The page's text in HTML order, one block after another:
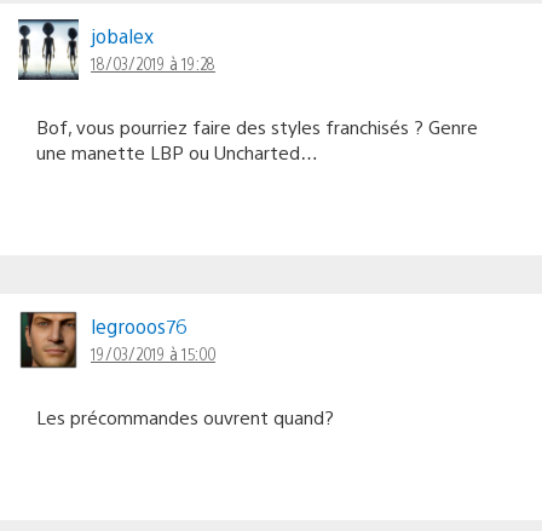
jobalex
18/03/2019 à 19:28
Bof, vous pourriez faire des styles franchisés ? Genre
une manette LBP ou Uncharted…
legrooos76
19/03/2019 à 15:00
Les précommandes ouvrent quand?